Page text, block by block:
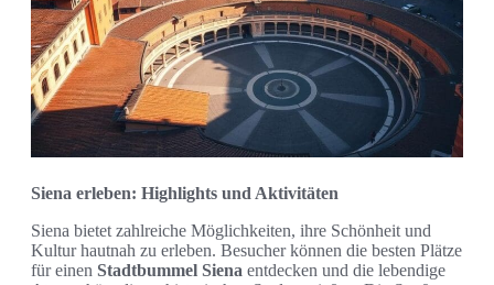
Siena erleben: Highlights und Aktivitäten
Siena bietet zahlreiche Möglichkeiten, ihre Schönheit und
Kultur hautnah zu erleben. Besucher können die besten Plätze
für einen Stadtbummel Siena entdecken und die lebendige